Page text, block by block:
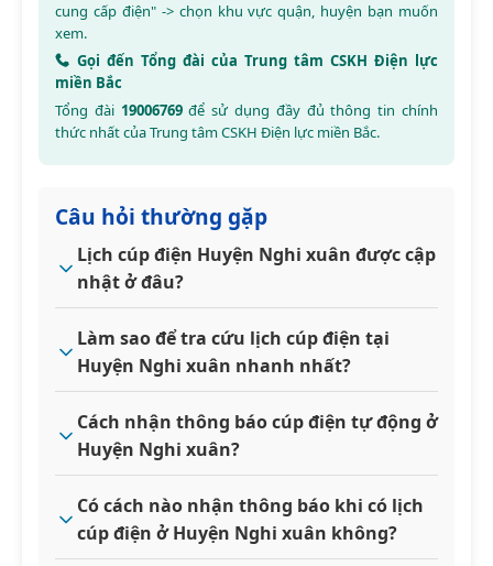
cung cấp điện" -> chọn khu vực quận, huyện bạn muốn
xem.
Gọi đến Tổng đài của Trung tâm CSKH Điện lực
miền Bắc
Tổng đài 19006769để sử dụng đầy đủ thông tin chính
thức nhất của Trung tâm CSKH Điện lực miền Bắc.
Câu hỏi thường gặp
Lịch cúp điện Huyện Nghi xuân được cập
nhật ở đâu?
Làm sao để tra cứu lịch cúp điện tại
Huyện Nghi xuân nhanh nhất?
Cách nhận thông báo cúp điện tự động ở
Huyện Nghi xuân?
Có cách nào nhận thông báo khi có lịch
cúp điện ở Huyện Nghi xuân không?